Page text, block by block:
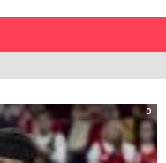
0